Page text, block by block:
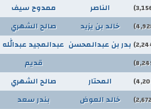
الناصر ممدوح سيف
خالد بن يزيد صالح الشهري
بدر بن عبدالمحسن عبدالمجيد عبدالله
قديم
المحتار صالح الشهري
خالد العوض بندر سعد